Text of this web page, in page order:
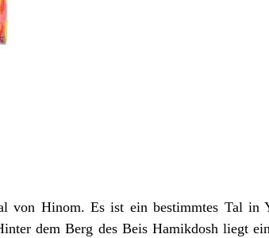
von Hinom. Es ist ein bestimmtes Tal in
dem Berg des Beis Hamikdosh liegt